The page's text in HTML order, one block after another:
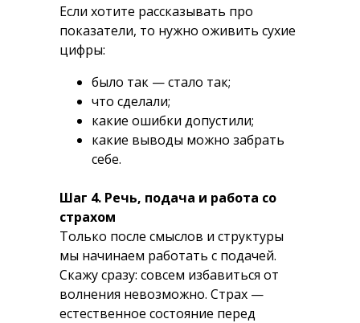
Если хотите рассказывать про
показатели, то нужно оживить сухие
цифры:
было так — стало так;
что сделали;
какие ошибки допустили;
какие выводы можно забрать
себе.
Шаг 4. Речь, подача и работа со
страхом
Только после смыслов и структуры
мы начинаем работать с подачей.
Скажу сразу: совсем избавиться от
волнения невозможно. Страх —
естественное состояние перед